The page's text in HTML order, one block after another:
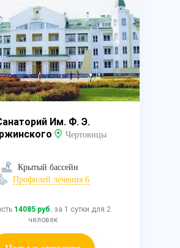
Им. Ф. Э.
Чертовицы
Крытый бассейн
Профилей лечения 6
14085 руб. за 1 сутки для 2
человек